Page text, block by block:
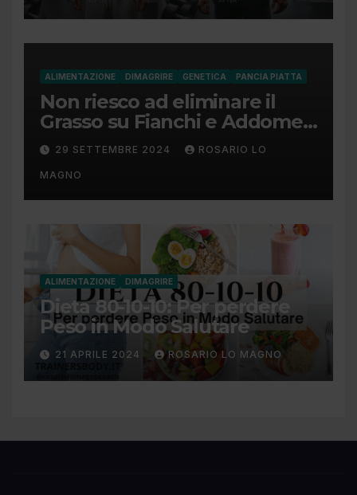
ALIMENTAZIONE DIMAGRIRE GENETICA PANCIA PIATTA
Non riesco ad eliminare il
Grasso su Fianchi e Addome:
cause e rimedi
29 SETTEMBRE 2024 ROSARIO LO
MAGNO
ALIMENTAZIONE DIMAGRIRE
Dieta 80-10-10: Per perdere
Peso in Modo Salutare
21 APRILE 2024 ROSARIO LO MAGNO